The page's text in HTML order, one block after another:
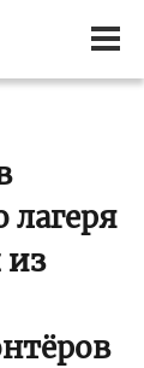
лагеря
из